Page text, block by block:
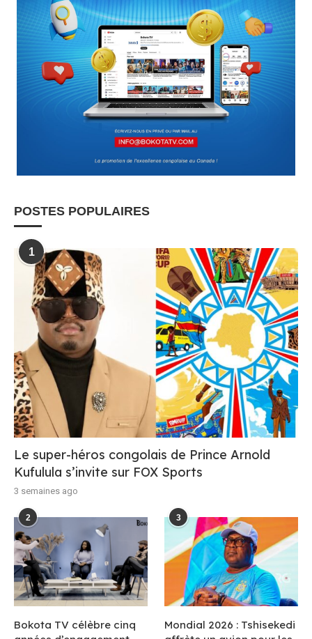
POSTES POPULAIRES
1
Le super-héros congolais de Prince Arnold
Kufulula s’invite sur FOX Sports
3 semaines ago
2
Bokota TV célèbre cinq
3
Mondial 2026 : Tshisekedi